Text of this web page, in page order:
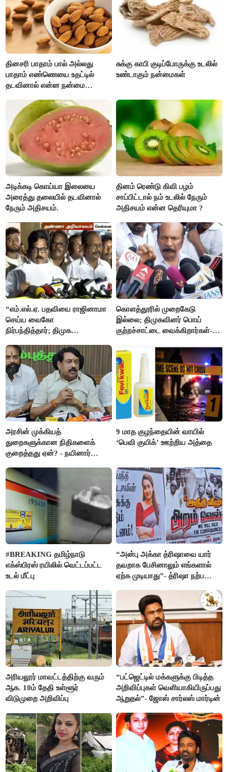
தினசரி பாதாம் பால் அல்லது
பாதாம் எண்ணெயை உதட்டில்
தடவினால் என்ன நன்மை
சுக்கு காபி குடிப்போருக்கு உடலில்
உண்டாகும் நன்மைகள்
அடிக்கடி கொய்யா இலையை
அரைத்து தலையில் தடவினால்
நேரும் அதிசயம்.
தினம் ரெண்டு கிவி பழம்
சாப்பிட்டால் நம் உடலில் நேரும்
அதிசயம் என்ன தெரியுமா ?
“எம்.எல்.ஏ. பதவியை ராஜினாமா
செய்ய வைகோ
நிர்பந்தித்தார்; திமுக
தொடர்கிறோம்”- மதிமுக
எம்.எல்.ஏக்கள் பரபரப்பு பேட்டி
கொளத்தூரில் முறைகேடு
இல்லை; திமுகவினர் பொய்
குற்றச்சாட்டை வைக்கிறார்கள்-
அரசின் முக்கியத்
துறைகளுக்கான நிதிகளைக்
குறைத்தது ஏன்? - நயினார்
9 மாத குழந்தையின் வாயில்
‘பெவி குயிக்’ ஊற்றிய அத்தை
#BREAKING தமிழ்நாடு
எக்ஸ்பிரஸ் ரயிலில் வெட்டப்பட்ட
உடல் மீட்பு
“அன்பு அக்கா த்ரிஷாவை யார்
தவறாக பேசினாலும் எங்களால்
ஏற்க முடியாது”- த்ரிஷா நற்பணி
அரியலூர் மாவட்டத்திற்கு வரும்
ஆக. 10ம் தேதி உள்ளூர்
விடுமுறை அறிவிப்பு
“பட்ஜெட்டில் மக்களுக்கு பிடித்த
அறிவிப்புகள் வெளியாகியிருப்பது
ஆறுதல்”- ஜோஸ் சார்லஸ் மார்டின்